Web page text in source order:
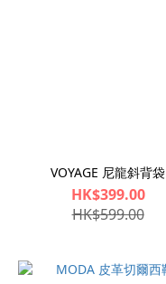
VOYAGE 尼龍斜背袋
HK$399.00
HK$599.00